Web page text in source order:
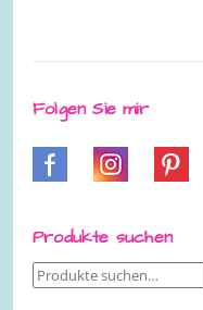
Folgen Sie mir
Produkte suchen
Suche